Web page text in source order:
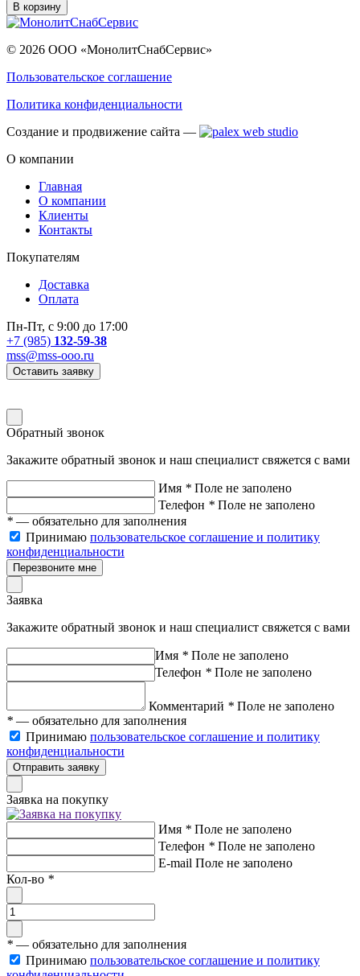
В корзину
© 2026 ООО «МонолитСнабСервис»
Пользовательское соглашение
Политика конфиденциальности
Создание и продвижение сайта —
О компании
Главная
О компании
Клиенты
Контакты
Покупателям
Доставка
Оплата
Пн-Пт, с 9:00 до 17:00
+7 (985) 132-59-38
mss@mss-ooo.ru
Оставить заявку
Обратный звонок
Закажите обратный звонок и наш специалист свяжется с вами
Имя * Поле не заполено
Телефон * Поле не заполено
* — обязательно для заполнения
Принимаю пользовательское соглашение и политику
конфиденциальности
Перезвоните мне
Заявка
Закажите обратный звонок и наш специалист свяжется с вами
Имя * Поле не заполено
Телефон * Поле не заполено
Комментарий * Поле не заполено
* — обязательно для заполнения
Принимаю пользовательское соглашение и политику
конфиденциальности
Отправить заявку
Заявка на покупку
Имя * Поле не заполено
Телефон * Поле не заполено
E-mail Поле не заполено
Кол-во *
* — обязательно для заполнения
Принимаю пользовательское соглашение и политику